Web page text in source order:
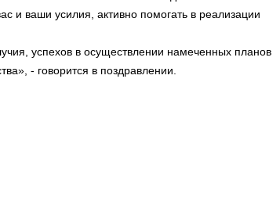
и ваши усилия, активно помогать в реализации
успехов в осуществлении намеченных планов
- говорится в поздравлении.